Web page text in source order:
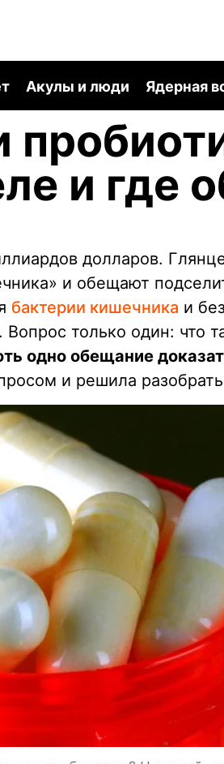
Акулы и люди Ядерная
и где
долларов.
и обещают
бактерии кишечника и
только один: что
одно обещание
и решила